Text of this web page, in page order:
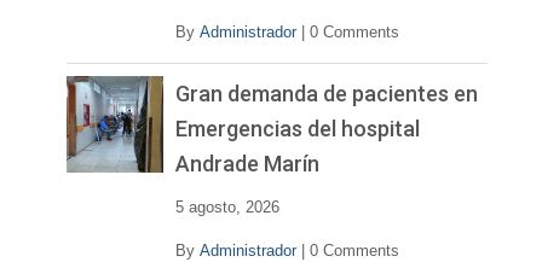
By Administrador 0 Comments
Gran demanda de pacientes en
Emergencias del hospital
Andrade Marín
5 agosto, 2026
By Administrador 0 Comments